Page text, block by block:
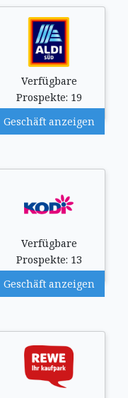
Verfügbare
Prospekte: 19
Geschäft anzeigen
Verfügbare
Prospekte: 13
Geschäft anzeigen